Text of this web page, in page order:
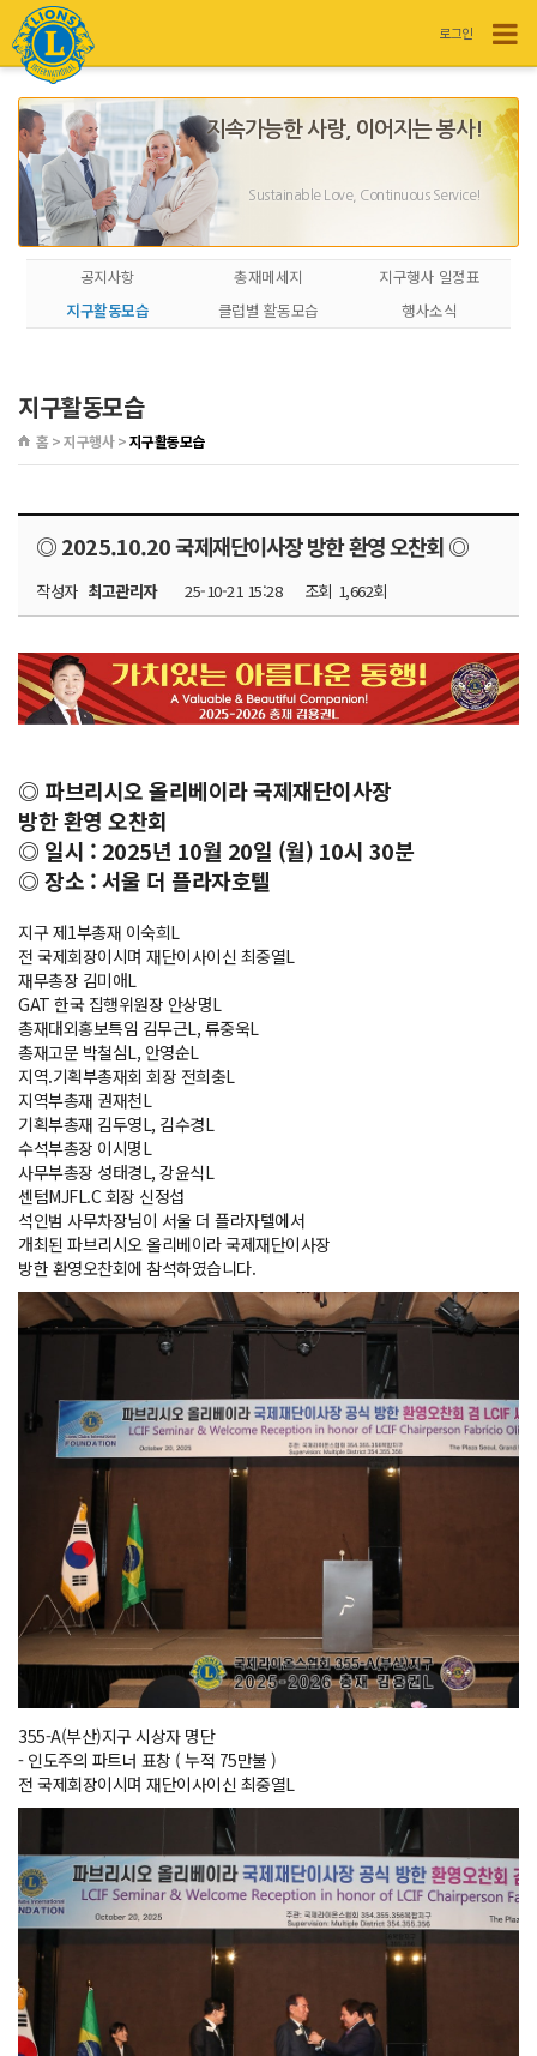
로그인
지속가능한 사랑, 이어지는 봉사!
Sustainable Love, Continuous Service!
공지사항 총재메세지
지구행사 일정표
지구활동모습
클럽별 활동모습 행사소식
지구활동모습
홈 > 지구행사 >지구활동모습
◎ 2025.10.20 국제재단이사장 방한 환영 오찬회 ◎
작성자 최고관리자 25-10-21 15:28 조회 1,662회
◎ 파브리시오 올리베이라 국제재단이사장
방한 환영 오찬회
◎ 일시 : 2025년 10월 20일 (월) 10시 30분
◎ 장소 : 서울 더 플라자호텔
지구 제1부총재 이숙희L
전 국제회장이시며 재단이사이신 최중열L
재무총장 김미애L
GAT 한국 집행위원장 안상명L
총재대외홍보특임 김무근L, 류중욱L
총재고문 박철심L, 안영순L
지역.기획부총재회 회장 전희충L
지역부총재 권재천L
기획부총재 김두영L, 김수경L
수석부총장 이시명L
사무부총장 성태경L, 강윤식L
센텀MJFL.C 회장 신정섭
석인범 사무차장님이 서울 더 플라자텔에서
개최된 파브리시오 올리베이라 국제재단이사장
방한 환영오찬회에 참석하였습니다.
355-A(부산)지구 시상자 명단
- 인도주의 파트너 표창 ( 누적 75만불 )
전 국제회장이시며 재단이사이신 최중열L